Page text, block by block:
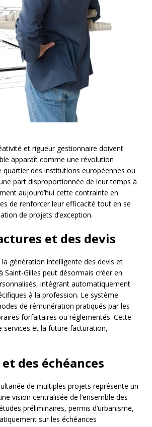
et rigueur gestionnaire doivent
apparaît comme une révolution
quartier des institutions européennes ou
part disproportionnée de leur temps à
aujourd’hui cette contrainte en
de renforcer leur efficacité tout en se
de projets d’exception.
et des devis
génération intelligente des devis et
Gilles peut désormais créer en
intégrant automatiquement
à la profession. Le système
de rémunération pratiqués par les
forfaitaires ou réglementés. Cette
services et la future facturation,
des échéances
de multiples projets représente un
vision centralisée de l’ensemble des
préliminaires, permis d’urbanisme,
sur les échéances